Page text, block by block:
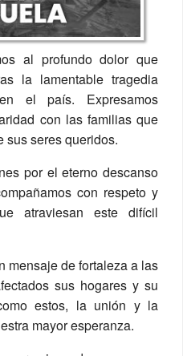
al profundo dolor que
la lamentable tragedia
el país. Expresamos
con las familias que
sus seres queridos.
por el eterno descanso
con respeto y
atraviesan este difícil
mensaje de fortaleza a las
sus hogares y su
estos, la unión y la
mayor esperanza.